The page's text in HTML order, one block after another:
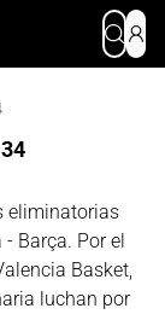
eliminatorias
Barça. Por el
Basket,
luchan por